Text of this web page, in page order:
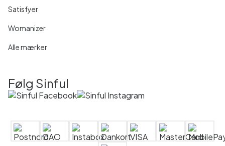
Satisfyer
Womanizer
Alle mærker
Følg Sinful